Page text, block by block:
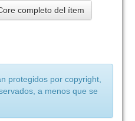
completo del ítem
protegidos por copyright,
a menos que se